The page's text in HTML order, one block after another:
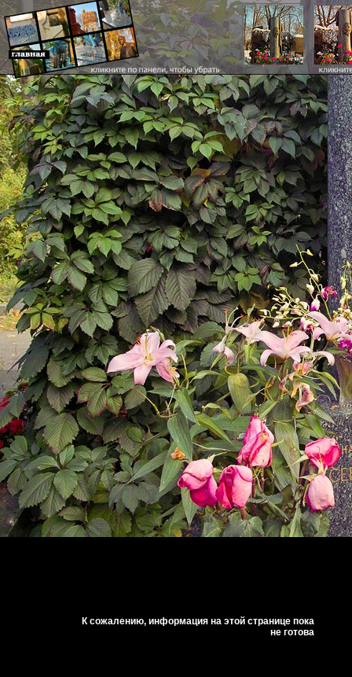
К сожалению, информация на этой странице пока
не готова